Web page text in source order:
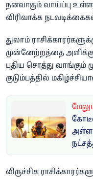
நனவாகும் வாய்ப்பு
விரிவாக்க
துலாம்
முன்னேற்றத்தை
புதிய சொத்து வாங்கும்
குடும்பத்தில்
விருச்சிக